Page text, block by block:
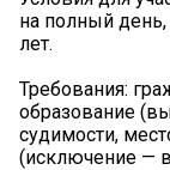
на полный день,
лет.
Требования:
образование
судимости,
(исключение —